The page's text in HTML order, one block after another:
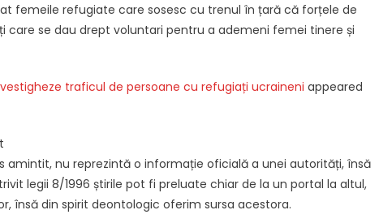
femeile refugiate care sosesc cu trenul în țară că forțele de
se dau drept voluntari pentru a ademeni femei tinere și
traficul de persoane cu refugiați ucraineni appeared
nu reprezintă o informație oficială a unei autorități, însă
legii 8/1996 știrile pot fi preluate chiar de la un portal la altul,
însă din spirit deontologic oferim sursa acestora.